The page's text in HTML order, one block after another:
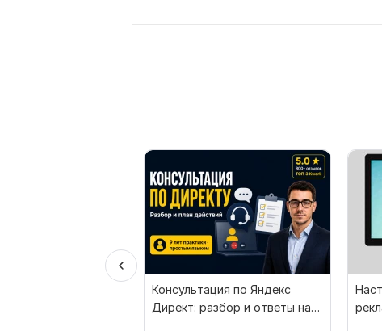
Консультация по Яндекс
Директ: разбор и ответы на